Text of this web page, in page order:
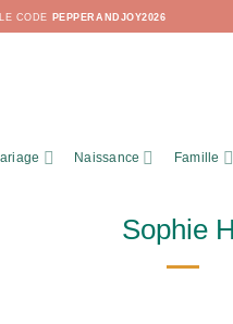
CODE PEPPERANDJOY2026
Naissance Famille
Sophie